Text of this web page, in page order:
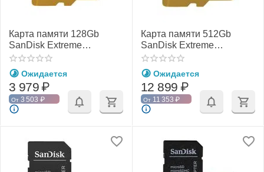
Карта памяти 128Gb
SanDisk Extreme
microSDXC Class 10
UHS-I U3 V30
Ожидается
3 979₽
От 3 503 ₽
Карта памяти 512Gb
SanDisk Extreme
microSDXC Class 10
UHS-I U3 V30
Ожидается
12 899 ₽
От 11 353 ₽